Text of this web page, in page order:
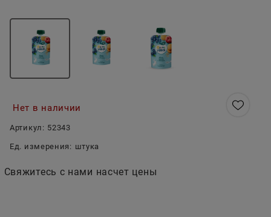
Нет в наличии
Артикул: 52343
Ед. измерения: штука
Свяжитесь с нами насчет цены